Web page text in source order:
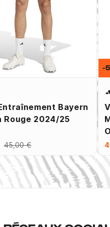
Bayern
Rouge 2024/25
45,00 €
-